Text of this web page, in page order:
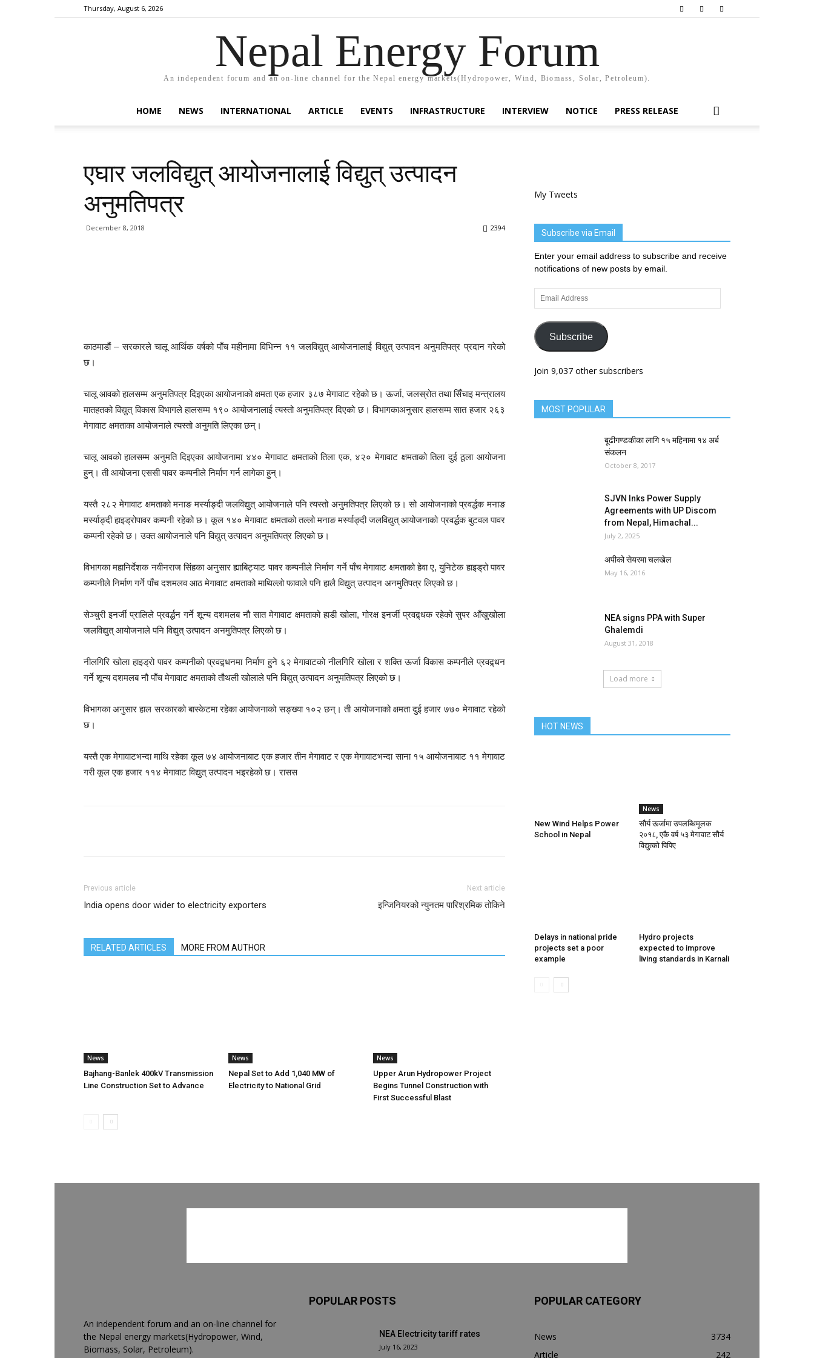
Thursday, August 6, 2026
Nepal Energy Forum
An independent forum and an on-line channel for the Nepal energy markets(Hydropower, Wind, Biomass, Solar, Petroleum).
HOME NEWS INTERNATIONAL ARTICLE EVENTS INFRASTRUCTURE INTERVIEW NOTICE PRESS RELEASE
एघार जलविद्युत् आयोजनालाई विद्युत् उत्पादन
अनुमतिपत्र
December 8, 2018 2394
काठमाडौं – सरकारले चालू आर्थिक वर्षको पाँच महीनामा विभिन्न ११ जलविद्युत् आयोजनालाई विद्युत् उत्पादन अनुमतिपत्र प्रदान गरेको
छ।
चालू आवको हालसम्म अनुमतिपत्र दिइएका आयोजनाको क्षमता एक हजार ३८७ मेगावाट रहेको छ। ऊर्जा, जलस्रोत तथा सिँचाइ मन्त्रालय
मातहतको विद्युत् विकास विभागले हालसम्म १९० आयोजनालाई त्यस्तो अनुमतिपत्र दिएको छ। विभागकाअनुसार हालसम्म सात हजार २६३
मेगावाट क्षमताका आयोजनाले त्यस्तो अनुमति लिएका छन्।
चालू आवको हालसम्म अनुमति दिइएका आयोजनामा ४४० मेगावाट क्षमताको तिला एक, ४२० मेगावाट क्षमताको तिला दुई ठूला आयोजना
हुन्। ती आयोजना एससी पावर कम्पनीले निर्माण गर्न लागेका हुन्।
यस्तै २८२ मेगावाट क्षमताको मनाङ मर्स्याङ्दी जलविद्युत् आयोजनाले पनि त्यस्तो अनुमतिपत्र लिएको छ। सो आयोजनाको प्रवर्द्धक मनाङ
मर्स्याङ्दी हाइड्रोपावर कम्पनी रहेको छ। कूल १४० मेगावाट क्षमताको तल्लो मनाङ मर्स्याङ्दी जलविद्युत् आयोजनाको प्रवर्द्धक बुटवल पावर
कम्पनी रहेको छ। उक्त आयोजनाले पनि विद्युत् उत्पादन अनुमतिपत्र लिएको छ।
विभागका महानिर्देशक नवीनराज सिंहका अनुसार ह्याबिट्याट पावर कम्पनीले निर्माण गर्ने पाँच मेगावाट क्षमताको हेवा ए, युनिटेक हाइड्रो पावर
कम्पनीले निर्माण गर्ने पाँच दशमलव आठ मेगावाट क्षमताको माथिल्लो फावाले पनि हालै विद्युत् उत्पादन अनमुतिपत्र लिएको छ।
सेञ्चुरी इनर्जी प्रालिले प्रवर्द्धन गर्ने शून्य दशमलब नौ सात मेगावाट क्षमताको हाडी खोला, गोरक्ष इनर्जी प्रवद्र्धक रहेको सुपर आँखुखोला
जलविद्युत् आयोजनाले पनि विद्युत् उत्पादन अनमुतिपत्र लिएको छ।
नीलगिरि खोला हाइड्रो पावर कम्पनीको प्रवद्र्धनमा निर्माण हुने ६२ मेगावाटको नीलगिरि खोला र शक्ति ऊर्जा विकास कम्पनीले प्रवद्र्धन
गर्ने शून्य दशमलब नौ पाँच मेगावाट क्षमताको तौथली खोलाले पनि विद्युत् उत्पादन अनुमतिपत्र लिएको छ।
विभागका अनुसार हाल सरकारको बास्केटमा रहेका आयोजनाको सङ्ख्या १०२ छन्। ती आयोजनाको क्षमता दुई हजार ७७० मेगावाट रहेको
छ।
यस्तै एक मेगावाटभन्दा माथि रहेका कूल ७४ आयोजनाबाट एक हजार तीन मेगावाट र एक मेगावाटभन्दा साना १५ आयोजनाबाट ११ मेगावाट
गरी कूल एक हजार ११४ मेगावाट विद्युत् उत्पादन भइरहेको छ। रासस
Previous article
India opens door wider to electricity exporters
Next article
इन्जिनियरको न्युनतम पारिश्रमिक तोकिने
RELATED ARTICLES MORE FROM AUTHOR
News
Bajhang-Banlek 400kV Transmission
Line Construction Set to Advance
News
Nepal Set to Add 1,040 MW of
Electricity to National Grid
News
Upper Arun Hydropower Project
Begins Tunnel Construction with
First Successful Blast
My Tweets
Subscribe via Email
Enter your email address to subscribe and receive
notifications of new posts by email.
Email
Address
Subscribe
Join 9,037 other subscribers
MOST POPULAR
बूढीगण्डकीका लागि १५ महिनामा १४ अर्ब
संकलन
October 8, 2017
SJVN Inks Power Supply
Agreements with UP Discom
from Nepal, Himachal...
July 2, 2025
अपीको सेयरमा चलखेल
May 16, 2016
NEA signs PPA with Super
Ghalemdi
August 31, 2018
Load more
HOT NEWS
New Wind Helps Power
School in Nepal
News
सौर्य ऊर्जामा उपलब्धिमूलक
२०१८, एकै वर्ष ५३ मेगावाट सोैर्य
विद्युत्को पिपिए
Delays in national pride
projects set a poor
example
Hydro projects
expected to improve
living standards in Karnali
An independent forum and an on-line channel for
the Nepal energy markets(Hydropower, Wind,
Biomass, Solar, Petroleum).
POPULAR POSTS
NEA Electricity tariff rates
July 16, 2023
POPULAR CATEGORY
News
3734
Article
242